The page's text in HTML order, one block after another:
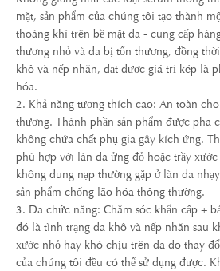
mặt, sản phẩm của chúng tôi tạo thành
thoáng khí trên bề mặt da - cung cấp
thương nhỏ và da bị tổn thương, đồng
khô và nếp nhăn, đạt được giá trị kép là
hóa.
2. Khả năng tương thích cao: An toàn
thương. Thành phần sản phẩm được pha
không chứa chất phụ gia gây kích ứng.
phù hợp với làn da ửng đỏ hoặc trầy
không dung nạp thường gặp ở làn da
sản phẩm chống lão hóa thông thường.
3. Đa chức năng: Chăm sóc khẩn cấp +
đó là tình trạng da khô và nếp nhăn sau
xước nhỏ hay khó chịu trên da do thay
của chúng tôi đều có thể sử dụng được.